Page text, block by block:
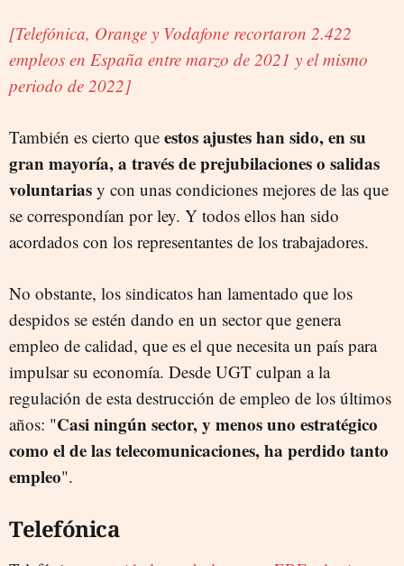
[Telefónica, Orange y Vodafone recortaron 2.422
empleos en España entre marzo de 2021 y el mismo
periodo de 2022]
También es cierto que estos ajustes han sido, en su
gran mayoría, a través de prejubilaciones o salidas
voluntarias y con unas condiciones mejores de las que
se correspondían por ley. Y todos ellos han sido
acordados con los representantes de los trabajadores.
No obstante, los sindicatos han lamentado que los
despidos se estén dando en un sector que genera
empleo de calidad, que es el que necesita un país para
impulsar su economía. Desde UGT culpan a la
regulación de esta destrucción de empleo de los últimos
años: "Casi ningún sector, y menos uno estratégico
como el de las telecomunicaciones, ha perdido tanto
empleo".
Telefónica